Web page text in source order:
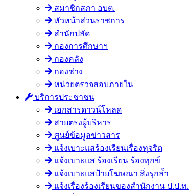
สมาชิกสภา อบต.
หัวหน้าส่วนราชการ
สำนักปลัด
กองการศึกษาฯ
กองคลัง
กองช่าง
หน่วยตรวจสอบภายใน
บริการประชาชน
เอกสารดาวน์โหลด
สายตรงผู้บริหาร
ศูนย์ข้อมูลข่าวสาร
แจ้งเบาะแสร้องเรียนเรื่องทุจริต
แจ้งเบาะแส ร้องเรียน ร้องทุกข์
แจ้งเบาะแสป้ายโฆษณา สิ่งรุกล้ำ
แจ้งเรื่องร้องเรียนของสำนักงาน ป.ป.ท.